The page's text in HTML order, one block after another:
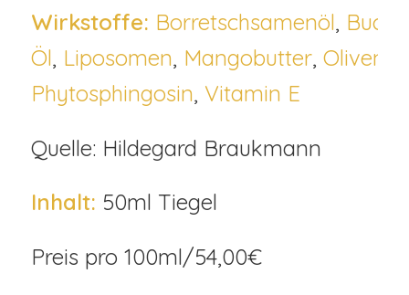
Wirkstoffe: Borretschsamenöl, Buche
Öl, Liposomen, Mangobutter,
Phytosphingosin, Vitamin E
Quelle: Hildegard Braukmann
Inhalt: 50ml Tiegel
Preis pro 100ml/54,00€